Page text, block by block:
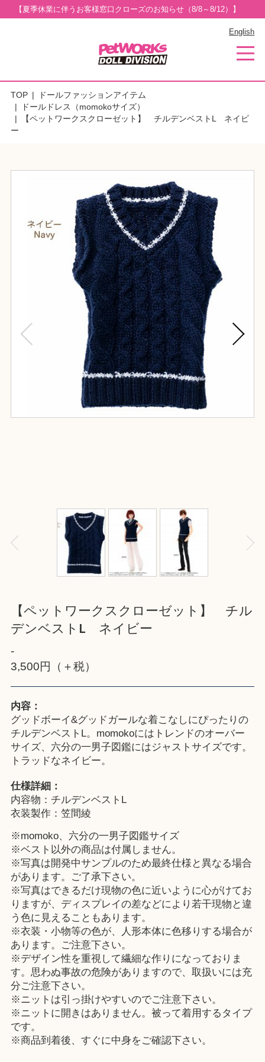
【夏季休業に伴うお客様窓口クローズのお知らせ（8/8～8/12）】
English
TOP
ドールファッションアイテム
ドールドレス（momokoサイズ）
【ペットワークスクローゼット】 チルデンベストL ネイビ
ー
【ペットワークスクローゼット】 チル
デンベストL ネイビー
-
3,500円（＋税）
内容：
グッドボーイ&グッドガールな着こなしにぴったりの
チルデンベストL。momokoにはトレンドのオーバー
サイズ、六分の一男子図鑑にはジャストサイズです。
トラッドなネイビー。
仕様詳細：
内容物：チルデンベストL
衣装製作：笠間綾
※momoko、六分の一男子図鑑サイズ
※ベスト以外の商品は付属しません。
※写真は開発中サンプルのため最終仕様と異なる場合
があります。ご了承下さい。
※写真はできるだけ現物の色に近いように心がけてお
りますが、ディスプレイの差などにより若干現物と違
う色に見えることもあります。
※衣装・小物等の色が、人形本体に色移りする場合が
あります。ご注意下さい。
※デザイン性を重視して繊細な作りになっておりま
す。思わぬ事故の危険がありますので、取扱いには充
分ご注意下さい。
※ニットは引っ掛けやすいのでご注意下さい。
※ニットに開きはありません。被って着用するタイプ
です。
※商品到着後、すぐに中身をご確認下さい。